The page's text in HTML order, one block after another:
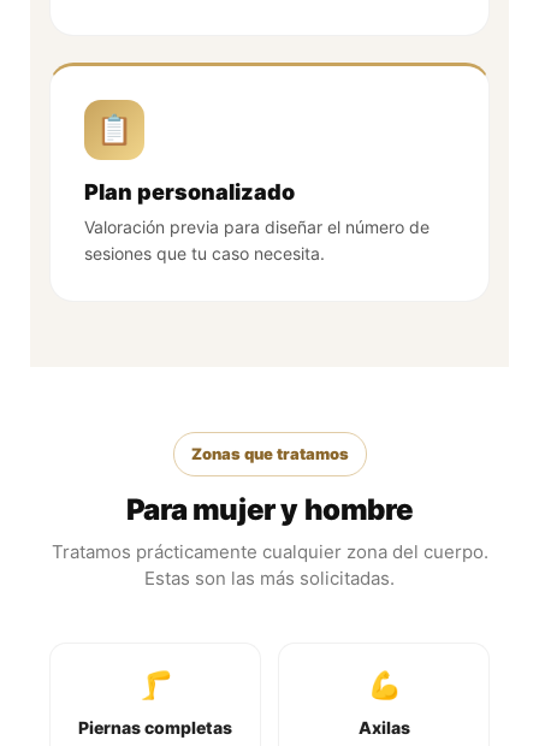
📋
Plan personalizado
Valoración previa para diseñar el número de
sesiones que tu caso necesita.
Zonas que tratamos
Para mujer y hombre
Tratamos prácticamente cualquier zona del cuerpo.
Estas son las más solicitadas.
🦵
Piernas completas
💪
Axilas